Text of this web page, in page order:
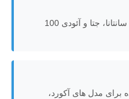
برای مدل های فولکس واگن گلف، سانتانا، جتا و آئودی 100
برای مدل های آکورد،